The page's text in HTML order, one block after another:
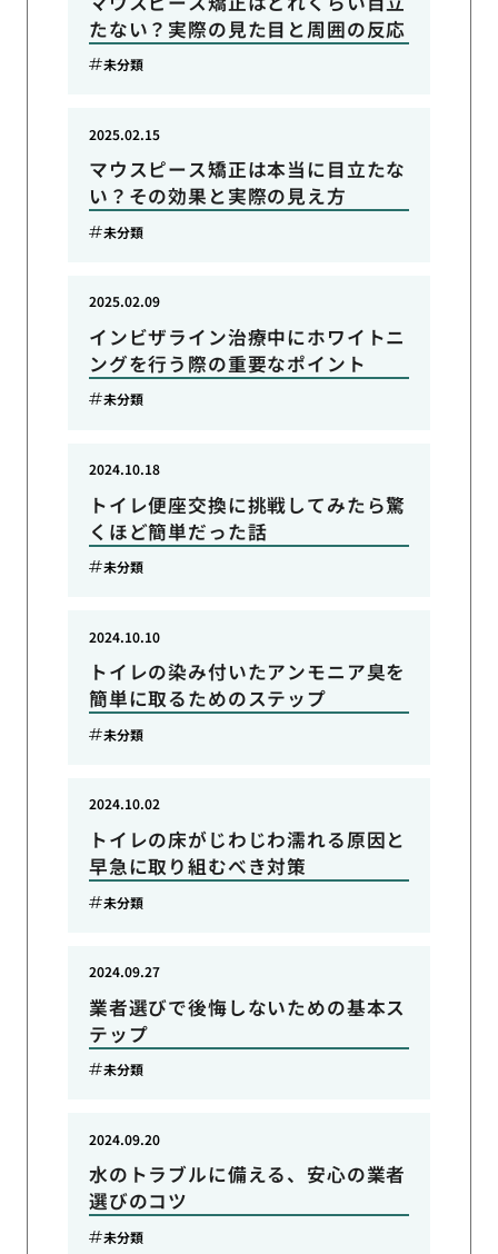
たない？実際の見た目と周囲の反応
未分類
マウスピース矯正は本当に目立たな
い？その効果と実際の見え方
2025.02.15
未分類
インビザライン治療中にホワイトニ
ングを行う際の重要なポイント
2025.02.09
未分類
トイレ便座交換に挑戦してみたら驚
くほど簡単だった話
2024.10.18
未分類
トイレの染み付いたアンモニア臭を
簡単に取るためのステップ
2024.10.10
未分類
トイレの床がじわじわ濡れる原因と
早急に取り組むべき対策
2024.10.02
未分類
業者選びで後悔しないための基本ス
テップ
2024.09.27
未分類
水のトラブルに備える、安心の業者
選びのコツ
2024.09.20
未分類